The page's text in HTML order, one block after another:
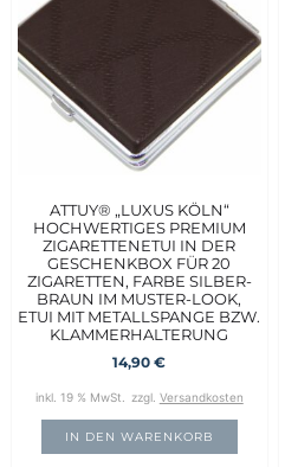
ATTUY® „LUXUS KÖLN“
HOCHWERTIGES PREMIUM
ZIGARETTENETUI IN DER
GESCHENKBOX FÜR 20
ZIGARETTEN, FARBE SILBER-
BRAUN IM MUSTER-LOOK,
ETUI MIT METALLSPANGE BZW.
KLAMMERHALTERUNG
14,90€
inkl. 19 % MwSt. zzgl. Versandkosten
IN DEN WARENKORB